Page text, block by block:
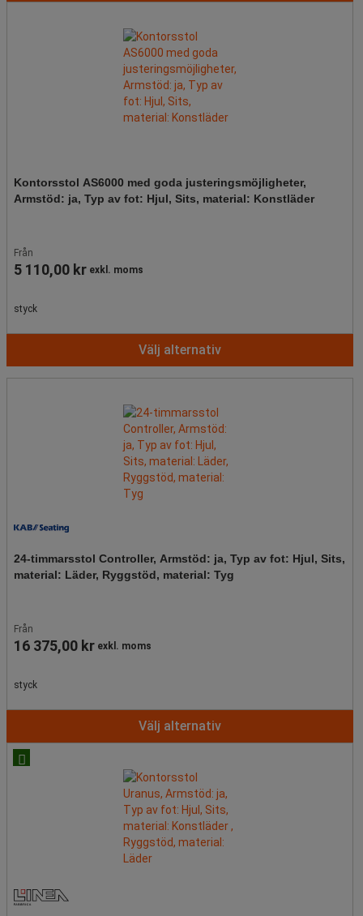
Kontorsstol AS6000 med goda justeringsmöjligheter,
Armstöd: ja, Typ av fot: Hjul, Sits, material: Konstläder
Från
5 110,00 kr exkl. moms
styck
Välj alternativ
24-timmarsstol Controller, Armstöd: ja, Typ av fot: Hjul, Sits,
material: Läder, Ryggstöd, material: Tyg
Från
16 375,00 kr exkl. moms
styck
Välj alternativ